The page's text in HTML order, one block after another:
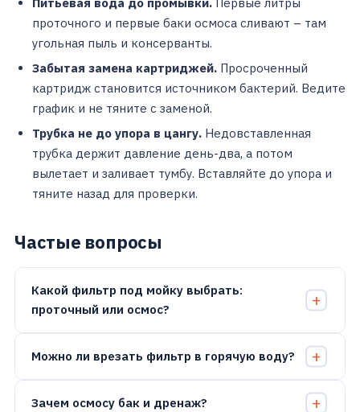
проточного и первые баки осмоса сливают – там
угольная пыль и консерванты.
Забытая замена картриджей. Просроченный
картридж становится источником бактерий. Ведите
график и не тяните с заменой.
Трубка не до упора в цангу. Недовставленная
трубка держит давление день-два, а потом
вылетает и заливает тумбу. Вставляйте до упора и
тяните назад для проверки.
Частые вопросы
Какой фильтр под мойку выбрать:
проточный или осмос?
Можно ли врезать фильтр в горячую воду?
Зачем осмосу бак и дренаж?